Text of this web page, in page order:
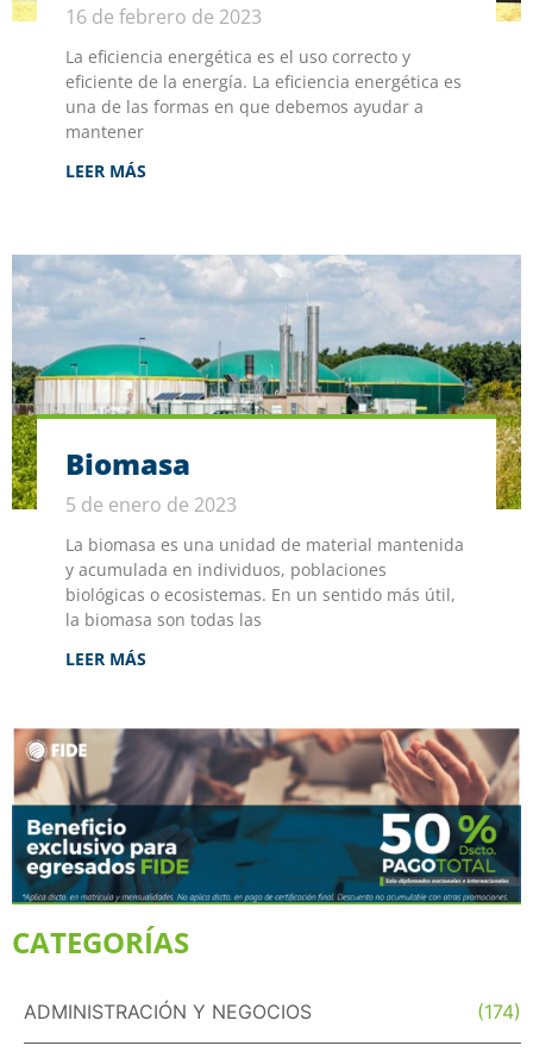
16 de febrero de 2023
La eficiencia energética es el uso correcto y
eficiente de la energía. La eficiencia energética es
una de las formas en que debemos ayudar a
mantener
LEER MÁS
Biomasa
5 de enero de 2023
La biomasa es una unidad de material mantenida
y acumulada en individuos, poblaciones
biológicas o ecosistemas. En un sentido más útil,
la biomasa son todas las
LEER MÁS
CATEGORÍAS
ADMINISTRACIÓN Y NEGOCIOS (174)